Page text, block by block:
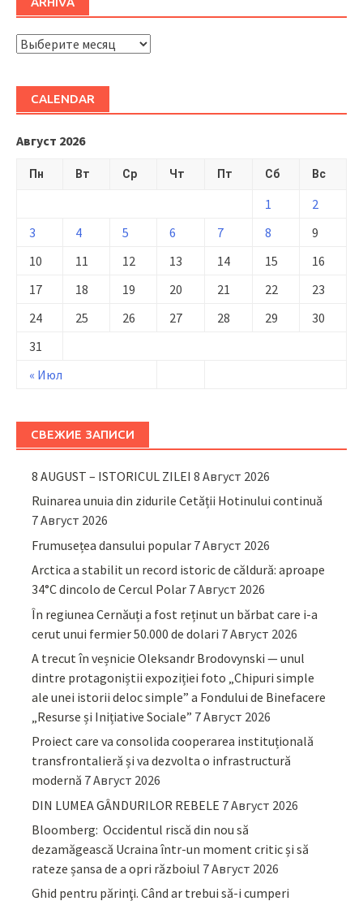
ARHIVĂ
CALENDAR
Август 2026
Пн Вт Ср Чт Пт Сб Вс
« Июл
1
2
3
4 5 6 7 8
9
10
11 12 13 14 15
16
17
18 19 20 21 22
23
24
25 26 27 28 29
30
31
СВЕЖИЕ ЗАПИСИ
8 AUGUST – ISTORICUL ZILEI 8 Август 2026
Ruinarea unuia din zidurile Cetății Hotinului continuă
7 Август 2026
Frumusețea dansului popular 7 Август 2026
Arctica a stabilit un record istoric de căldură: aproape
34°C dincolo de Cercul Polar 7 Август 2026
În regiunea Cernăuți a fost reținut un bărbat care i-a
cerut unui fermier 50.000 de dolari 7 Август 2026
A trecut în veșnicie Oleksandr Brodovynski — unul
dintre protagoniștii expoziției foto „Chipuri simple
ale unei istorii deloc simple” a Fondului de Binefacere
„Resurse și Inițiative Sociale” 7 Август 2026
Proiect care va consolida cooperarea instituțională
transfrontalieră și va dezvolta o infrastructură
modernă 7 Август 2026
DIN LUMEA GÂNDURILOR REBELE 7 Август 2026
Bloomberg: Occidentul riscă din nou să
dezamăgească Ucraina într-un moment critic și să
rateze șansa de a opri războiul 7 Август 2026
Ghid pentru părinţi. Când ar trebui să-i cumperi